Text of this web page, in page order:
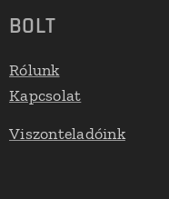
BOLT
Rólunk
Kapcsolat
Viszonteladóink